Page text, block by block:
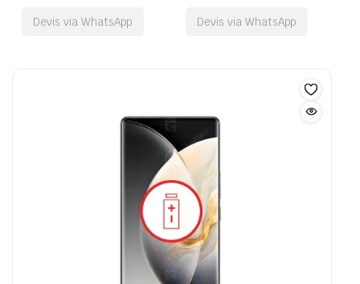
Devis via WhatsApp Devis via WhatsApp